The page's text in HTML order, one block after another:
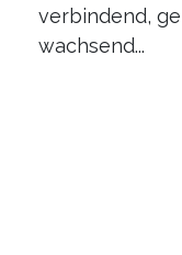
verbindend,
wachsend...